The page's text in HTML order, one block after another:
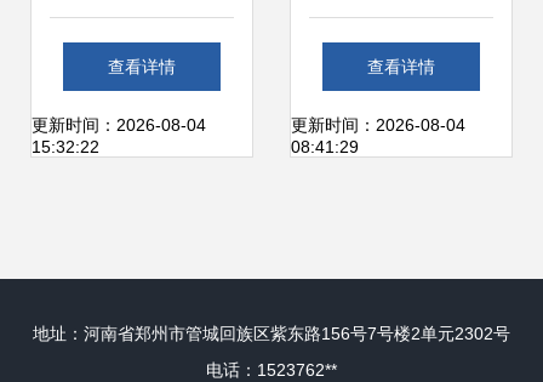
应邀出席2017中国
互联网大会农业发
业现代化
查看详情
更新时间：2026-08-04
15:32:22
油行业数字化转型
中的运用
查看详情
更新时间：2026-08-04
08:41:29
地址：河南省郑州市管城回族区紫东路156号7号楼2单元2302号
电话：1523762**